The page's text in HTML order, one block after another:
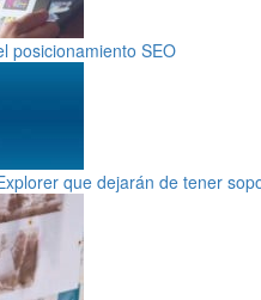
posicionamiento SEO
que dejarán de tener